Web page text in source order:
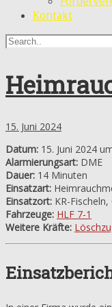
Kontakt
15. Juni 2024
Datum: 15. Juni 2024
Alarmierungsart: DME
Dauer: 14 Minuten
Einsatzart:
Einsatzort: KR-
Fahrzeuge: HLF 7-1
Weitere Kräfte: